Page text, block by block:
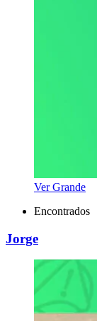
Ver Grande
Encontrados
Jorge